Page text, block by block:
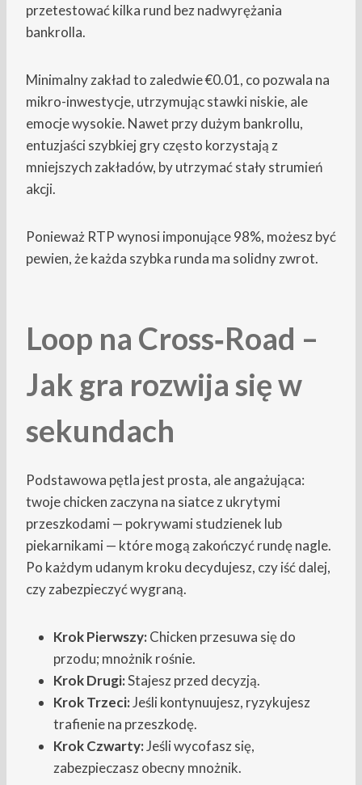
przetestować kilka rund bez nadwyrężania
bankrolla.
Minimalny zakład to zaledwie €0.01, co pozwala na
mikro-inwestycje, utrzymując stawki niskie, ale
emocje wysokie. Nawet przy dużym bankrollu,
entuzjaści szybkiej gry często korzystają z
mniejszych zakładów, by utrzymać stały strumień
akcji.
Ponieważ RTP wynosi imponujące 98%, możesz być
pewien, że każda szybka runda ma solidny zwrot.
Loop na Cross‑Road –
Jak gra rozwija się w
sekundach
Podstawowa pętla jest prosta, ale angażująca:
twoje chicken zaczyna na siatce z ukrytymi
przeszkodami — pokrywami studzienek lub
piekarnikami — które mogą zakończyć rundę nagle.
Po każdym udanym kroku decydujesz, czy iść dalej,
czy zabezpieczyć wygraną.
Krok Pierwszy: Chicken przesuwa się do
przodu; mnożnik rośnie.
Krok Drugi:Stajesz przed decyzją.
Krok Trzeci:Jeśli kontynuujesz, ryzykujesz
trafienie na przeszkodę.
Krok Czwarty:Jeśli wycofasz się,
zabezpieczasz obecny mnożnik.